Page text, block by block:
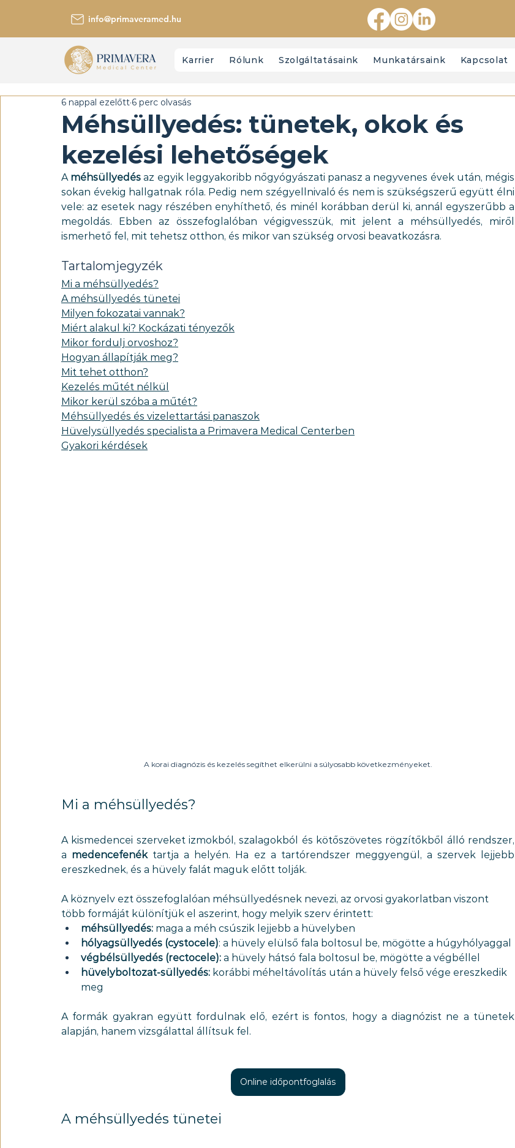
info@primaveramed.hu
Karrier Rólunk Szolgáltatásaink Munkatársaink Kapcsolat
Méhsüllyedés: tünetek, okok és
kezelési lehetőségek
6 nappal ezelőtt 6 perc olvasás
A méhsüllyedés az egyik leggyakoribb nőgyógyászati panasz a negyvenes évek után, mégis
sokan évekig hallgatnak róla. Pedig nem szégyellnivaló és nem is szükségszerű együtt élni
vele: az esetek nagy részében enyhíthető, és minél korábban derül ki, annál egyszerűbb a
megoldás. Ebben az összefoglalóban végigvesszük, mit jelent a méhsüllyedés, miről
ismerhető fel, mit tehetsz otthon, és mikor van szükség orvosi beavatkozásra.
Tartalomjegyzék
Mi a méhsüllyedés?
A méhsüllyedés tünetei
Milyen fokozatai vannak?
Miért alakul ki? Kockázati tényezők
Mikor fordulj orvoshoz?
Hogyan állapítják meg?
Mit tehet otthon?
Kezelés műtét nélkül
Mikor kerül szóba a műtét?
Méhsüllyedés és vizelettartási panaszok
Hüvelysüllyedés specialista a Primavera Medical Centerben
Gyakori kérdések
A korai diagnózis és kezelés segíthet elkerülni a súlyosabb következményeket.
Mi a méhsüllyedés?
A kismedencei szerveket izmokból, szalagokból és kötőszövetes rögzítőkből álló rendszer,
a medencefenék tartja a helyén. Ha ez a tartórendszer meggyengül, a szervek lejjebb
ereszkednek, és a hüvely falát maguk előtt tolják.
A köznyelv ezt összefoglalóan méhsüllyedésnek nevezi, az orvosi gyakorlatban viszont
több formáját különítjük el aszerint, hogy melyik szerv érintett:
méhsüllyedés: maga a méh csúszik lejjebb a hüvelyben
hólyagsüllyedés (cystocele): a hüvely elülső fala boltosul be, mögötte a húgyhólyaggal
végbélsüllyedés (rectocele): a hüvely hátsó fala boltosul be, mögötte a végbéllel
hüvelyboltozat-süllyedés: korábbi méheltávolítás után a hüvely felső vége ereszkedik
meg
A formák gyakran együtt fordulnak elő, ezért is fontos, hogy a diagnózist ne a tünetek
alapján, hanem vizsgálattal állítsuk fel.
Online időpontfoglalás
A méhsüllyedés tünetei